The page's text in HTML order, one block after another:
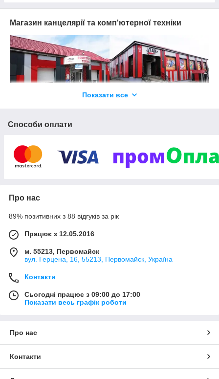
Магазин канцелярії та комп'ютерної техніки
Компанія "ТАК" надає клієнтам великий вибір комп'ютерної
техніки, оргтехніки, побутової техніки, різної периферії,
живопису та ін. Компанія також має спеціалізований
сервісний центр з ремонту комп'ютерної та оргтехніки. Також
є послуга "безкоштовна доставка по місту та регіони". Вся
інформація, що цікавить про компанію, а також контактні дані
є на головній сторінці або у вкладці "Про нас". Чекаємо на
підхід. Оптовим покупцям діють знижки.
Показати все
Способи оплати
Про нас
89% позитивних з 88 відгуків за рік
Працює з 12.05.2016
м. 55213, Первомайск
вул. Герцена, 16, 55213, Первомайск, Україна
Контакти
Сьогодні працює з 09:00 до 17:00
Показати весь графік роботи
Про нас
Контакти